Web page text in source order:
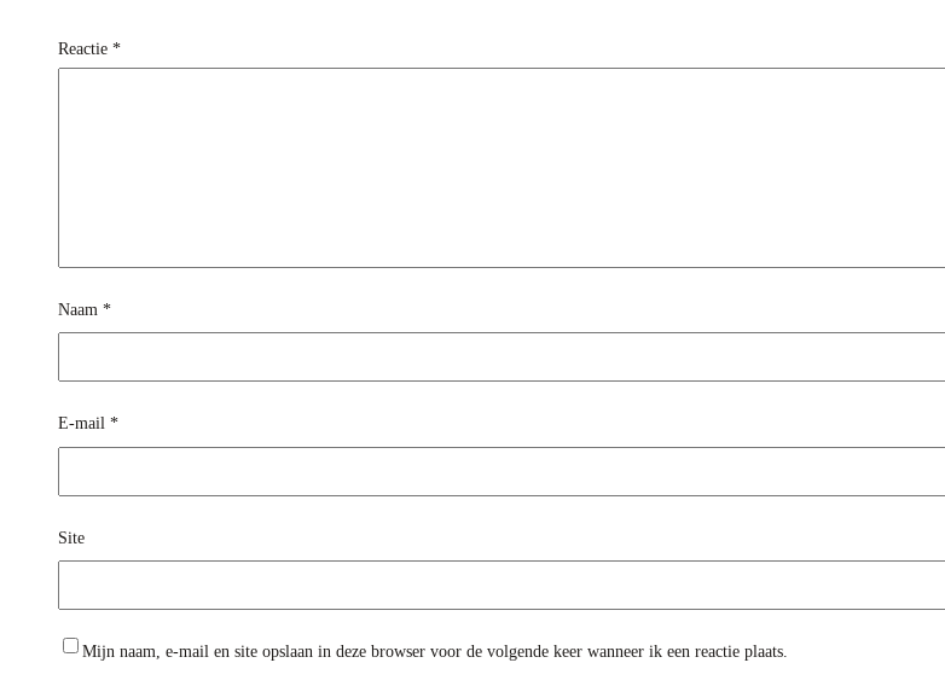
Reactie *
Naam *
E-mail *
Site
Mijn naam, e-mail en site opslaan in deze browser voor de volgende keer wanneer ik een reactie plaats.